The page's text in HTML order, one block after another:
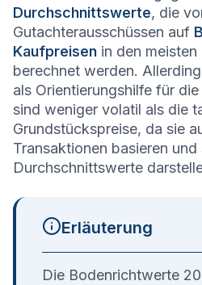
Durchschnittswerte, die
Gutachterausschüssen auf
Kaufpreisen in den meisten
berechnet werden.
als Orientierungshilfe für
sind weniger volatil als die
Grundstückspreise, da sie
Transaktionen basieren und
Durchschnittswerte
Erläuterung
Die Bodenrichtwerte